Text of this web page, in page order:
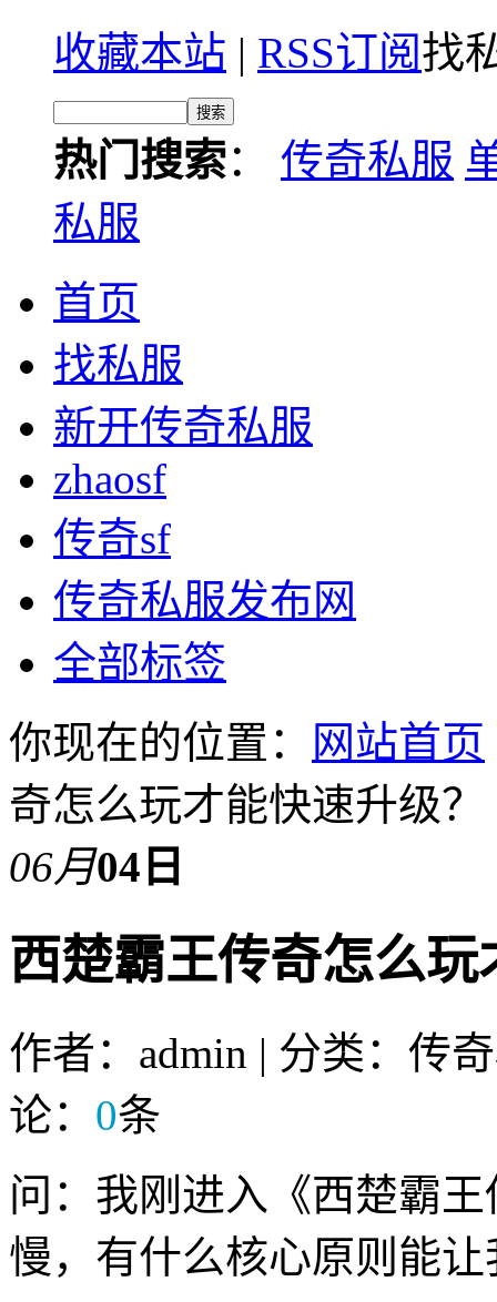
收藏本站 | RSS订阅找
热门搜索： 传奇私服
私服
首页
找私服
新开传奇私服
zhaosf
传奇sf
传奇私服发布网
全部标签
你现在的位置：
网站首页
奇怎么玩才能快速升级？
06月04日
西楚霸王传奇怎么
作者：admin | 分类：传
论： 0条
问：我刚进入《西楚霸
慢，有什么核心原则能